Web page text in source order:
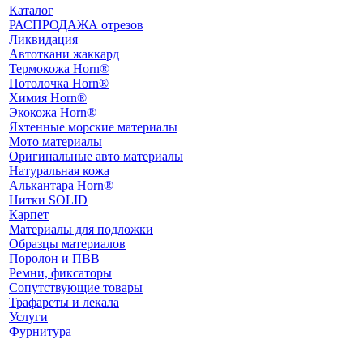
Каталог
РАСПРОДАЖА отрезов
Ликвидация
Автоткани жаккард
Термокожа Horn®
Потолочка Horn®
Химия Horn®
Экокожа Horn®
Яхтенные морские материалы
Мото материалы
Оригинальные авто материалы
Натуральная кожа
Алькантара Horn®
Нитки SOLID
Карпет
Материалы для подложки
Образцы материалов
Поролон и ПВВ
Ремни, фиксаторы
Сопутствующие товары
Трафареты и лекала
Услуги
Фурнитура